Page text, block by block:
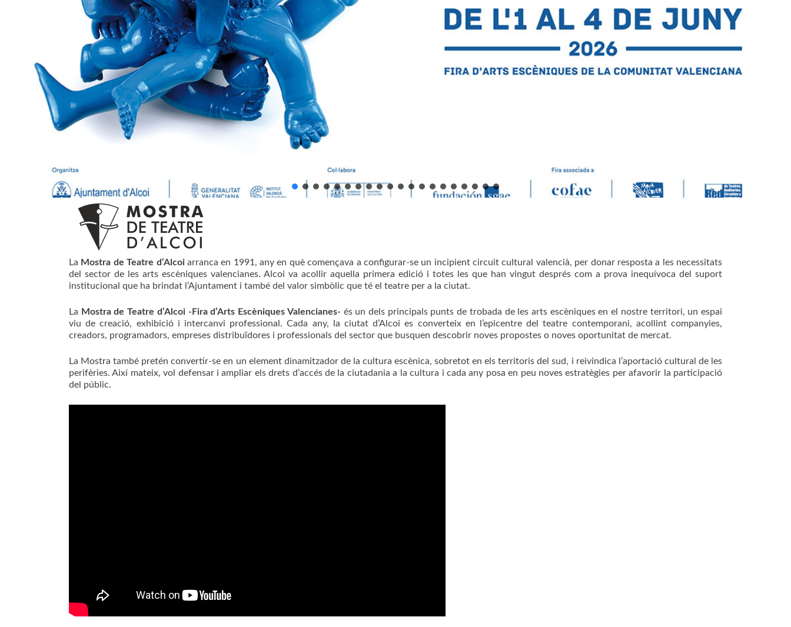
La Mostra de Teatre d’Alcoiarranca en 1991, any en què començava a configurar-se un incipient circuit cultural valencià, per donar resposta a les necessitats
del sector de les arts escèniques valencianes. Alcoi va acollir aquella primera edició i totes les que han vingut després com a prova inequívoca del suport
institucional que ha brindat l’Ajuntament i també del valor simbòlic que té el teatre per a la ciutat.
La Mostra de Teatre d’Alcoi -Fira d’Arts Escèniques Valencianes- és un dels principals punts de trobada de les arts escèniques en el nostre territori, un espai
viu de creació, exhibició i intercanvi professional. Cada any, la ciutat d’Alcoi es converteix en l’epicentre del teatre contemporani, acollint companyies,
creadors, programadors, empreses distribuïdores i professionals del sector que busquen descobrir noves propostes o noves oportunitat de mercat.
La Mostra també pretén convertir-se en un element dinamitzador de la cultura escènica, sobretot en els territoris del sud, i reivindica l’aportació cultural de les
perifèries. Així mateix, vol defensar i ampliar els drets d’accés de la ciutadania a la cultura i cada any posa en peu noves estratègies per afavorir la participació
del públic.